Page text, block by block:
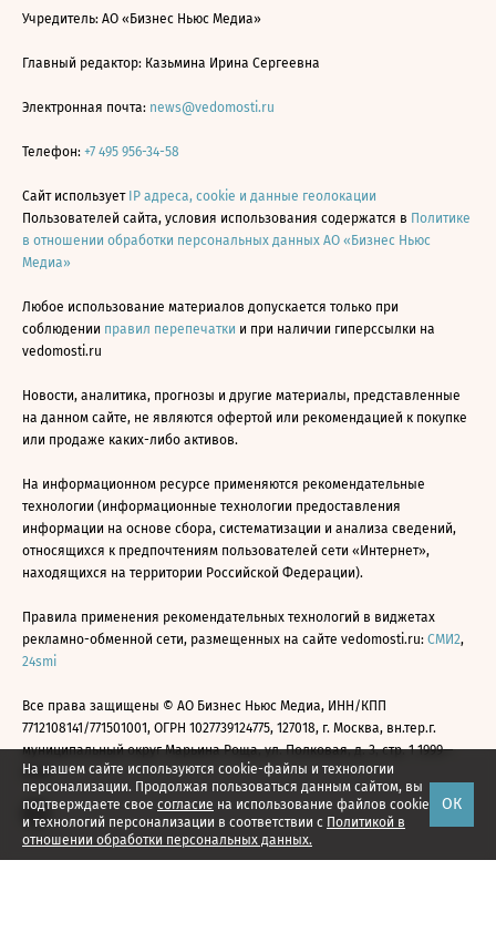
На нашем сайте используются cookie-файлы и технологии
персонализации. Продолжая пользоваться данным сайтом, вы
подтверждаете свое согласие на использование файлов cookie
и технологий персонализации в соответствии с Политикой в
отношении обработки персональных данных.
ОК
Учредитель: АО «Бизнес Ньюс Медиа»
Главный редактор: Казьмина Ирина Сергеевна
Электронная почта: news@vedomosti.ru
Телефон: +7 495 956-34-58
Сайт использует IP адреса, cookie и данные геолокации
Пользователей сайта, условия использования содержатся в Политике
в отношении обработки персональных данных АО «Бизнес Ньюс
Медиа»
Любое использование материалов допускается только при
соблюдении правил перепечатки и при наличии гиперссылки на
vedomosti.ru
Новости, аналитика, прогнозы и другие материалы, представленные
на данном сайте, не являются офертой или рекомендацией к покупке
или продаже каких-либо активов.
На информационном ресурсе применяются рекомендательные
технологии (информационные технологии предоставления
информации на основе сбора, систематизации и анализа сведений,
относящихся к предпочтениям пользователей сети «Интернет»,
находящихся на территории Российской Федерации).
Правила применения рекомендательных технологий в виджетах
рекламно-обменной сети, размещенных на сайте vedomosti.ru: СМИ2,
24smi
Все права защищены © АО Бизнес Ньюс Медиа, ИНН/КПП
7712108141/771501001, ОГРН 1027739124775, 127018, г. Москва, вн.тер.г.
муниципальный округ Марьина Роща, ул. Полковая, д. 3, стр. 1 1999—
2026